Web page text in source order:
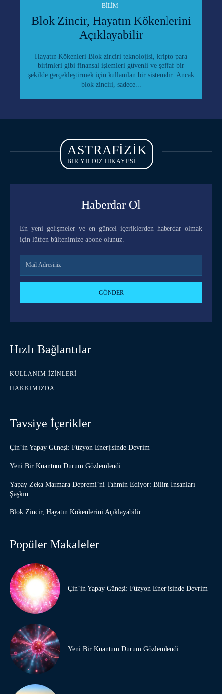
BILIM
Blok Zincir, Hayatın Kökenlerini
Açıklayabilir
Hayatın Kökenleri Blok zinciri teknolojisi, kripto para
birimleri gibi finansal işlemleri güvenli ve şeffaf bir
şekilde gerçekleştirmek için kullanılan bir sistemdir. Ancak
blok zinciri, sadece...
ASTRAFIZIK
BİR YILDIZ HİKAYESİ
Haberdar Ol
En yeni gelişmeler ve en güncel içeriklerden haberdar olmak
için lütfen bültenimize abone olunuz.
GÖNDER
Hızlı Bağlantılar
KULLANIM İZINLERI
HAKKIMIZDA
Tavsiye İçerikler
Çin’in Yapay Güneşi: Füzyon Enerjisinde Devrim
Yeni Bir Kuantum Durum Gözlemlendi
Yapay Zeka Marmara Depremi’ni Tahmin Ediyor: Bilim İnsanları
Şaşkın
Blok Zincir, Hayatın Kökenlerini Açıklayabilir
Popüler Makaleler
Çin’in Yapay Güneşi: Füzyon Enerjisinde Devrim
Yeni Bir Kuantum Durum Gözlemlendi